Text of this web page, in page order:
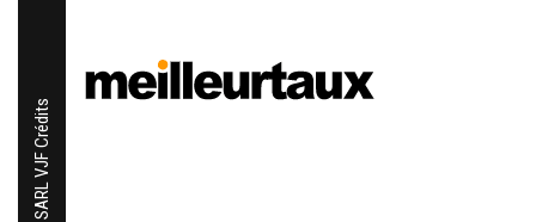
SARL VJF Crédits